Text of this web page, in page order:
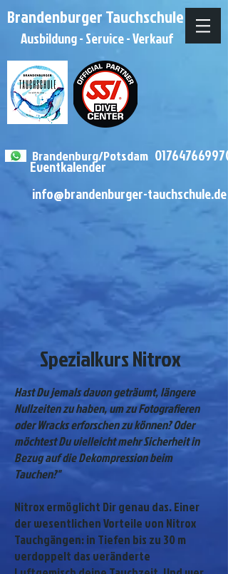
Ausbildung - Service - Verkauf
Brandenburger Tauchschule
Brandenburg/Potsdam 017647669970
info@brandenburger-tauchschule.de
Eventkalender
Spezialkurs Nitrox
Hast Du jemals davon geträumt, längere
Nullzeiten zu haben, um zu Fotografieren
oder Wracks erforschen zu können? Oder
möchtest Du vielleicht mehr Sicherheit in
Bezug auf die Dekompression beim
Tauchen?"
Nitrox ermöglicht Dir genau das. Einer
der wesentlichen Vorteile von Nitrox
Tauchgängen: in Tiefen bis zu 30 m
verdoppelt das veränderte